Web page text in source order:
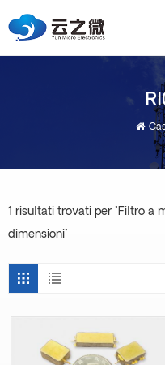
1 risultati trovati per "Filtro a
dimensioni"